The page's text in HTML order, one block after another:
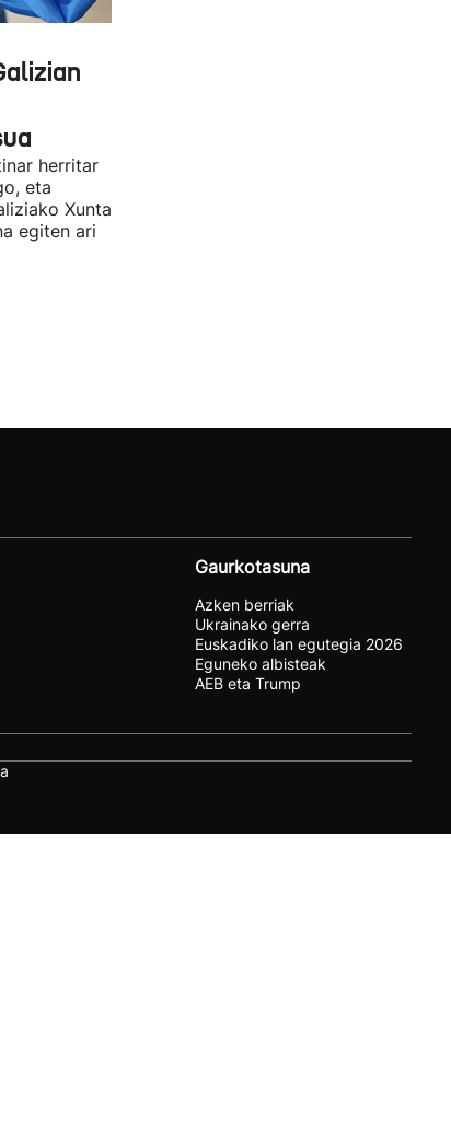
herritar
eta
Xunta
egiten ari
Gaurkotasuna
Azken berriak
Ukrainako gerra
Euskadiko lan egutegia 2026
Eguneko albisteak
AEB eta Trump